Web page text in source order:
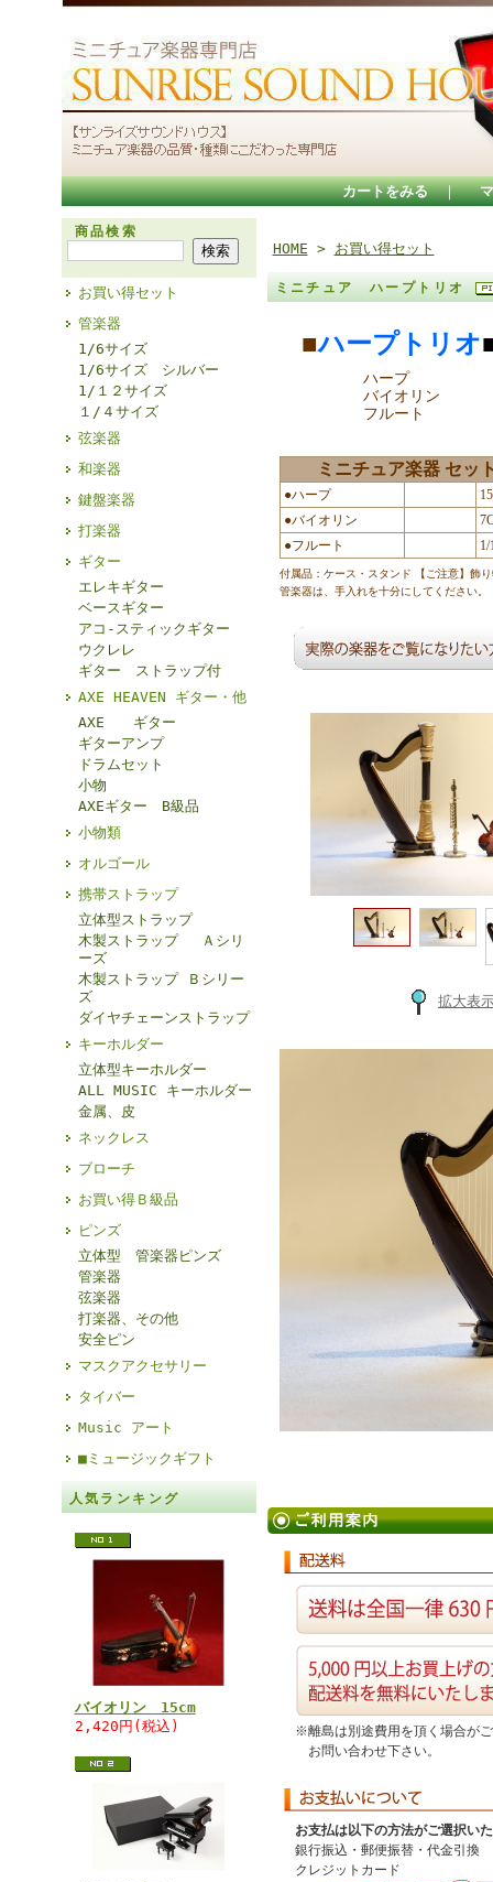
カートをみる ｜
商品検索
お買い得セット
管楽器
1/6サイズ
1/6サイズ シルバー
1/１２サイズ
１/４サイズ
弦楽器
和楽器
鍵盤楽器
打楽器
ギター
エレキギター
ベースギター
アコ-スティックギター
ウクレレ
ギター ストラップ付
AXE HEAVEN ギター・他
AXE ギター
ギターアンプ
ドラムセット
小物
AXEギター B級品
小物類
オルゴール
携帯ストラップ
立体型ストラップ
木製ストラップ Ａシリ
ーズ
木製ストラップ Ｂシリー
ズ
ダイヤチェーンストラップ
キーホルダー
立体型キーホルダー
ALL MUSIC キーホルダー
金属、皮
ネックレス
ブローチ
お買い得Ｂ級品
ピンズ
立体型 管楽器ピンズ
管楽器
弦楽器
打楽器、その他
安全ピン
マスクアクセサリー
タイバー
Music アート
■ミュージックギフト
人気ランキング
バイオリン 15cm
2,420円(税込)
HOME > お買い得セット
ミニチュア ハープトリオ
■ハープトリオ
ハープ
バイオリン
フルート
ミニチュア楽器 セッ
●ハープ
●バイオリン
●フルート
1/
付属品：ケース・スタンド 【ご注意】飾
管楽器は、手入れを十分にしてください。
拡大表
※離島は別途費用を頂く場合が
お問い合わせ下さい。
お支払は以下の方法がご選択い
銀行振込・郵便振替・代金引換
クレジットカード